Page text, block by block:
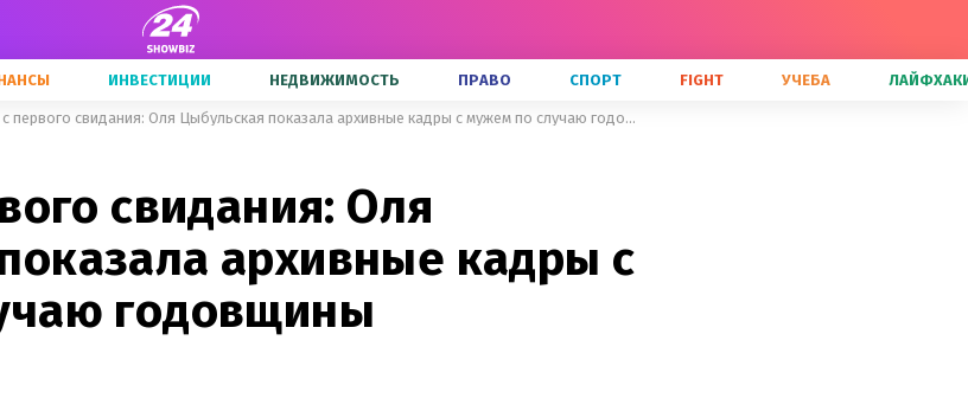
ИНВЕСТИЦИИ НЕДВИЖИМОСТЬ ПРАВО СПОРТ FIGHT УЧЕБА
22 года с первого свидания: Оля Цыбульская показала архивные кадры с мужем по случаю годовщины
свидания: Оля
архивные кадры с
годовщины